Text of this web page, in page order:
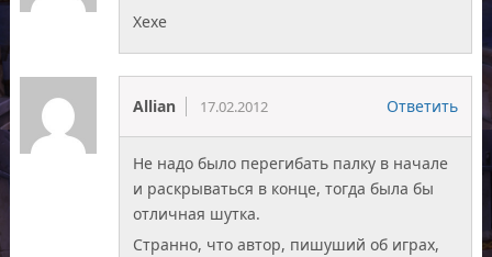
Хехе
Allian 17.02.2012 Ответить
Не надо было перегибать палку в начале
и раскрываться в конце, тогда была бы
отличная шутка.
Странно, что автор, пишуший об играх,